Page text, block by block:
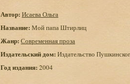
Автор: Исаева Ольга
Название: Мой папа Штирлиц
Жанр: Современная проза
Издательский дом: Издательство
Год издания: 2004